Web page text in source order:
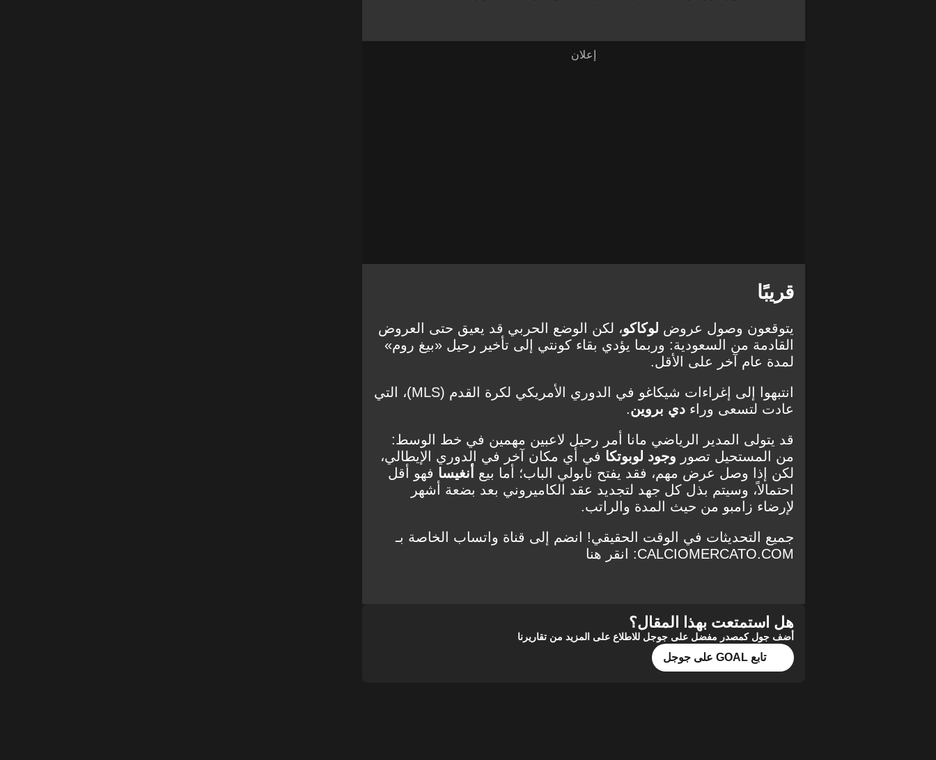
قريبًا
يتوقعون وصول عروض لوكاكو، لكن الوضع الحربي قد يعيق حتى العروض
القادمة من السعودية: وربما يؤدي بقاء كونتي إلى تأخير رحيل «بيغ روم»
لمدة عام آخر على الأقل.
انتبهوا إلى إغراءات شيكاغو في الدوري الأمريكي لكرة القدم (MLS)، التي
عادت لتسعى وراء دي بروين.
قد يتولى المدير الرياضي مانا أمر رحيل لاعبين مهمين في خط الوسط:
من المستحيل تصور وجود لوبوتكا في أي مكان آخر في الدوري الإيطالي،
لكن إذا وصل عرض مهم، فقد يفتح نابولي الباب؛ أما بيع
أنغيسا فهو أقل
احتمالاً، وسيتم بذل كل جهد لتجديد عقد الكاميروني بعد بضعة أشهر
لإرضاء زامبو من حيث المدة والراتب.
جميع التحديثات في الوقت الحقيقي! انضم إلى قناة واتساب الخاصة بـ
CALCIOMERCATO.COM: انقر هنا
هل استمتعت بهذا المقال؟
أضف جول كمصدر مفضل على جوجل للاطلاع على المزيد من تقاريرنا
تابع GOAL على جوجل